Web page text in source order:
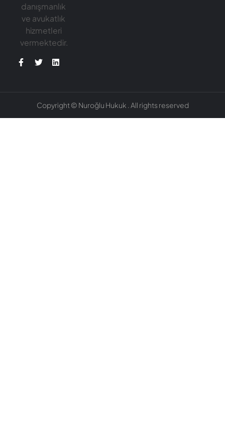
danışmanlık
ve avukatlık
hizmetleri
vermektedir.
Copyright © Nuroğlu Hukuk . All rights reserved